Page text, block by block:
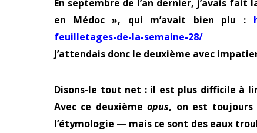
En septembre de l’an dernier, j’avais
en Médoc », qui m’avait bien plu :
feuilletages-de-la-semaine-28/
J’attendais donc le deuxième avec
Disons-le tout net : il est plus difficile à
Avec ce deuxièmeopus, on est toujours
l’étymologie — mais ce sont des eaux